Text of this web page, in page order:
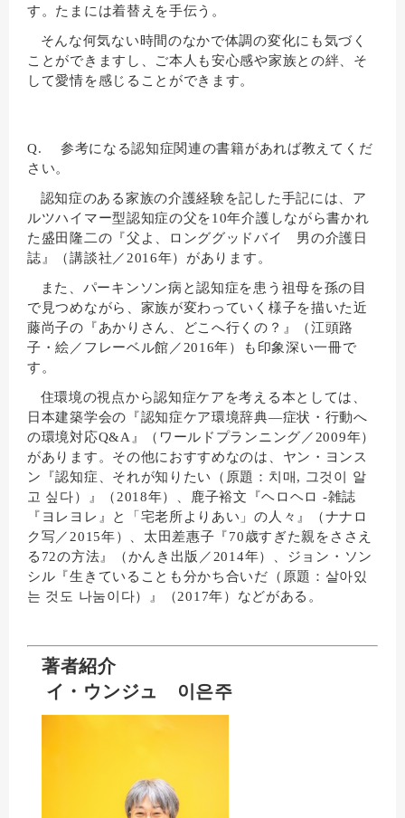
す。たまには着替えを手伝う。
そんな何気ない時間のなかで体調の変化にも気づく
ことができますし、ご本人も安心感や家族との絆、そ
して愛情を感じることができます。
Q. 参考になる認知症関連の書籍があれば教えてくだ
さい。
認知症のある家族の介護経験を記した手記には、ア
ルツハイマー型認知症の父を10年介護しながら書かれ
た盛田隆二の『父よ、ロンググッドバイ 男の介護日
誌』（講談社／2016年）があります。
また、パーキンソン病と認知症を患う祖母を孫の目
で見つめながら、家族が変わっていく様子を描いた近
藤尚子の『あかりさん、どこへ行くの？』（江頭路
子・絵／フレーベル館／2016年）も印象深い一冊で
す。
住環境の視点から認知症ケアを考える本としては、
日本建築学会の『認知症ケア環境辞典―症状・行動へ
の環境対応Q&A』（ワールドプランニング／2009年）
があります。その他におすすめなのは、ヤン・ヨンス
ン『認知症、それが知りたい（原題： 치매 , 그것이
알
고 싶다）』（2018年）、鹿子裕文『ヘロヘロ -雑誌
『ヨレヨレ』と「宅老所よりあい」の人々』（ナナロ
ク写／2015年）、太田差惠子『70歳すぎた親をささえ
る72の方法』（かんき出版／2014年）、ジョン・ソン
シル『生きていることも分かち合いだ（原題： 살아있
는 것도 나눔이다）』（2017年）などがある。
著者紹介
イ・ウンジュ
이은주